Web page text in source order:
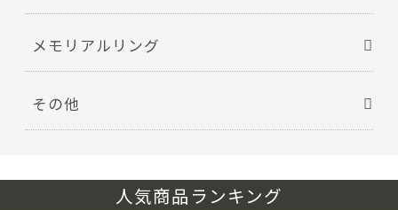
メモリアルリング
その他
人気商品ランキング